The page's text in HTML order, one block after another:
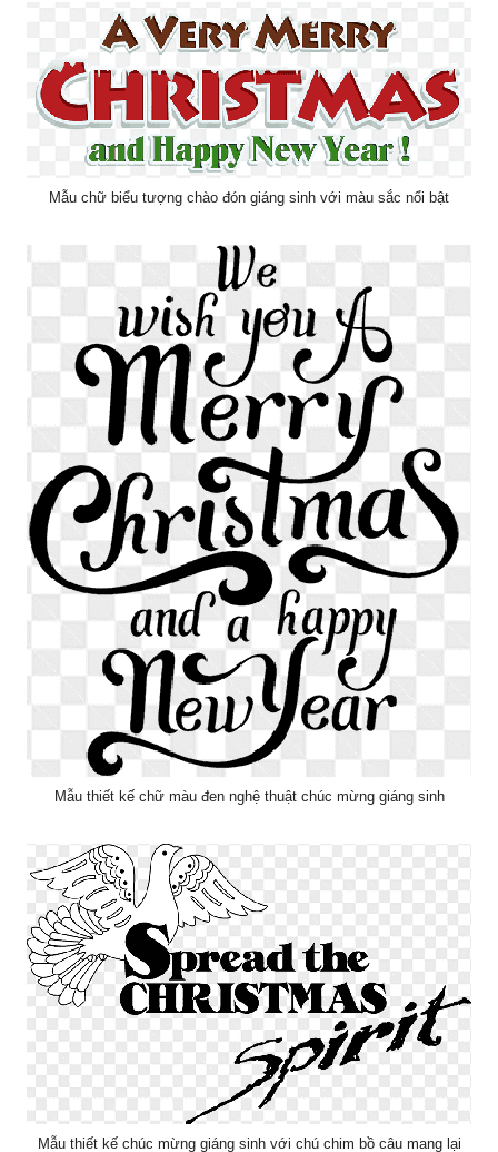
Mẫu chữ biểu tượng chào đón giáng sinh với màu sắc nổi bật
Mẫu thiết kế chữ màu đen nghệ thuật chúc mừng giáng sinh
Mẫu thiết kế chúc mừng giáng sinh với chú chim bồ câu mang lại